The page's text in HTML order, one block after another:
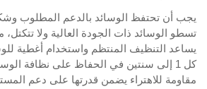
يجب أن تحتفظ الوسائد بالدعم المطلوب
تسطو الوسائد ذات الجودة العالية ولا تتكتل،
يساعد التنظيف المنتظم واستخدام أغطية
كل 1 إلى سنتين في الحفاظ على نظافة
مقاومة للاهتراء يضمن قدرتها على دعم